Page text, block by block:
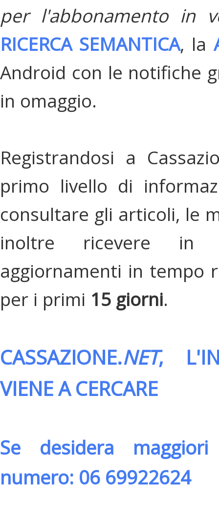
per l'abbonamento in
RICERCA SEMANTICA, la
Android con le notifiche
in omaggio.
Registrandosi a
primo livello di
consultare gli articoli, le
inoltre ricevere in
aggiornamenti in tempo
per i primi 15 giorni.
CASSAZIONE.NET,
VIENE A CERCARE
Se desidera
numero: 06 69922624